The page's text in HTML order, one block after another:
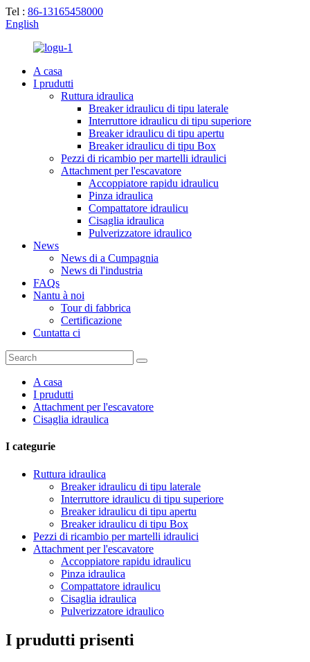
Tel : 86-13165458000
English
A casa
I prudutti
Ruttura idraulica
Breaker idraulicu di tipu laterale
Interruttore idraulicu di tipu superiore
Breaker idraulicu di tipu apertu
Breaker idraulicu di tipu Box
Pezzi di ricambio per martelli idraulici
Attachment per l'escavatore
Accoppiatore rapidu idraulicu
Pinza idraulica
Compattatore idraulicu
Cisaglia idraulica
Pulverizzatore idraulico
News
News di a Cumpagnia
News di l'industria
FAQs
Nantu à noi
Tour di fabbrica
Certificazione
Cuntatta ci
A casa
I prudutti
Attachment per l'escavatore
Cisaglia idraulica
I categurie
Ruttura idraulica
Breaker idraulicu di tipu laterale
Interruttore idraulicu di tipu superiore
Breaker idraulicu di tipu apertu
Breaker idraulicu di tipu Box
Pezzi di ricambio per martelli idraulici
Attachment per l'escavatore
Accoppiatore rapidu idraulicu
Pinza idraulica
Compattatore idraulicu
Cisaglia idraulica
Pulverizzatore idraulico
I prudutti prisenti